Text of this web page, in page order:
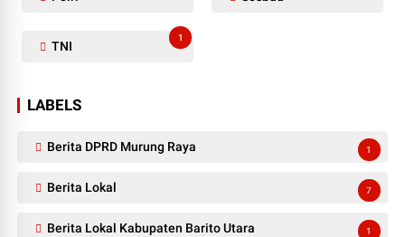
TNI
1
LABELS
Berita DPRD Murung Raya 1
Berita Lokal 7
Berita Lokal Kabupaten Barito Utara 1